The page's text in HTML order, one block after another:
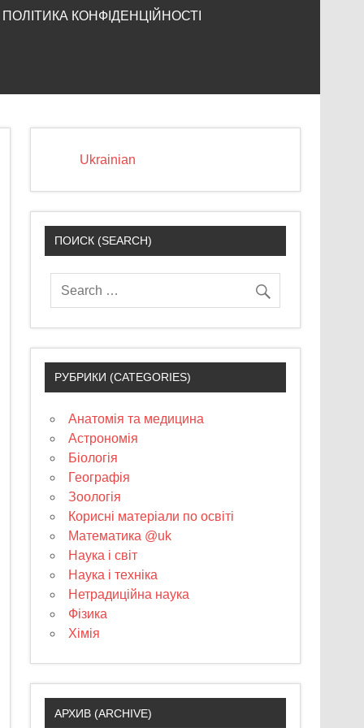
ПОЛІТИКА КОНФІДЕНЦІЙНОСТІ
Ukrainian
ПОИСК (SEARCH)
РУБРИКИ (CATEGORIES)
Анатомія та медицина
Астрономія
Біологія
Географія
Зоологія
Корисні матеріали по освіті
Математика @uk
Наука і світ
Наука і техніка
Нетрадиційна наука
Фізика
Хімія
АРХИВ (ARCHIVE)